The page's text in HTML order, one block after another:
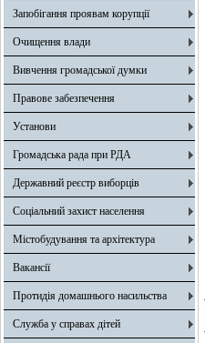
Запобігання проявам корупції
Очищення влади
Вивчення громадської думки
Правове забезпечення
Установи
Громадська рада при РДА
Державний реєстр виборців
Соціальний захист населення
Містобудування та архітектура
Вакансії
Протидія домашнього насильства
Служба у справах дітей